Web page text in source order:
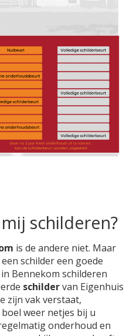
schilderen?
is de andere niet. Maar
schilder een goede
Bennekom schilderen
schildervan Eigenhuis
zijn vak verstaat,
weer netjes bij u
onderhoud en